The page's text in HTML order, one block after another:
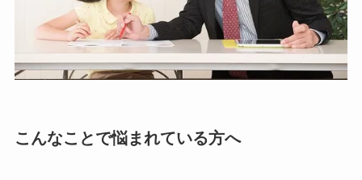
こんなことで悩まれている方へ